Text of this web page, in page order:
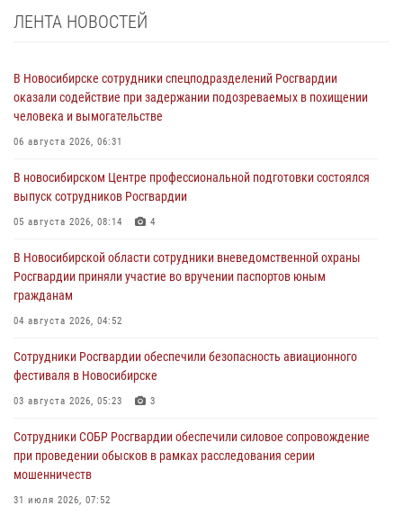
ЛЕНТА НОВОСТЕЙ
В Новосибирске сотрудники спецподразделений Росгвардии
оказали содействие при задержании подозреваемых в похищении
человека и вымогательстве
06 августа 2026, 06:31
В новосибирском Центре профессиональной подготовки состоялся
выпуск сотрудников Росгвардии
05 августа 2026, 08:14 4
В Новосибирской области сотрудники вневедомственной охраны
Росгвардии приняли участие во вручении паспортов юным
гражданам
04 августа 2026, 04:52
Сотрудники Росгвардии обеспечили безопасность авиационного
фестиваля в Новосибирске
03 августа 2026, 05:23 3
Сотрудники СОБР Росгвардии обеспечили силовое сопровождение
при проведении обысков в рамках расследования серии
мошенничеств
31 июля 2026, 07:52